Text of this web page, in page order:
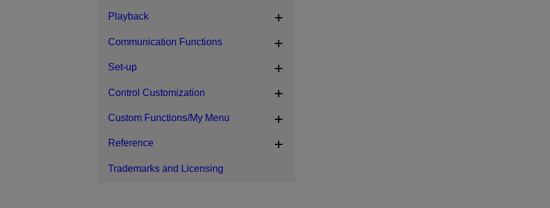
Playback
Communication Functions
Set-up
Control Customization
Custom Functions/My Menu
Reference
Trademarks and Licensing